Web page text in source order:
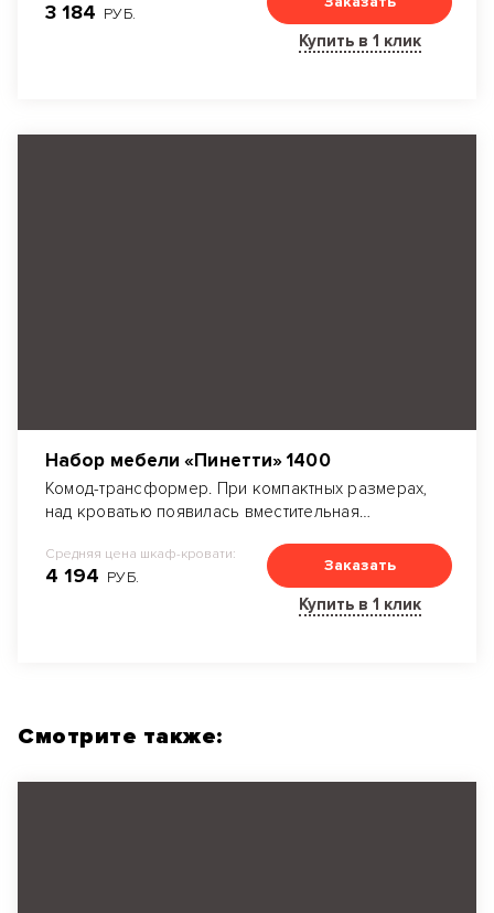
3 184 РУБ.
Купить в 1 клик
Набор мебели «Пинетти» 1400
Комод-трансформер. При компактных размерах,
над кроватью появилась вместительная
Средняя цена шкаф-кровати:
4 194 РУБ.
Заказать
Купить в 1 клик
Смотрите также: